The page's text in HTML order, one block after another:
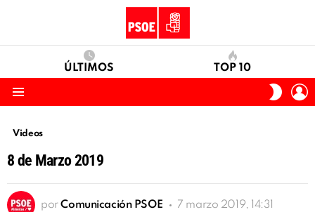
ÚLTIMOS TOP 10
SKIN
Videos
8 de Marzo 2019
por Comunicación PSOE 7 marzo 2019, 14:31